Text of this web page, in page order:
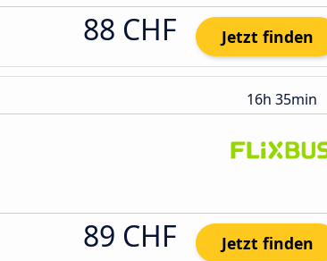
88 CHF Jetzt finden
16h 35min
89 CHF Jetzt finden